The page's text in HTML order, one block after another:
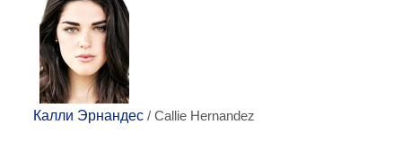
Калли Эрнандес / Callie Hernandez